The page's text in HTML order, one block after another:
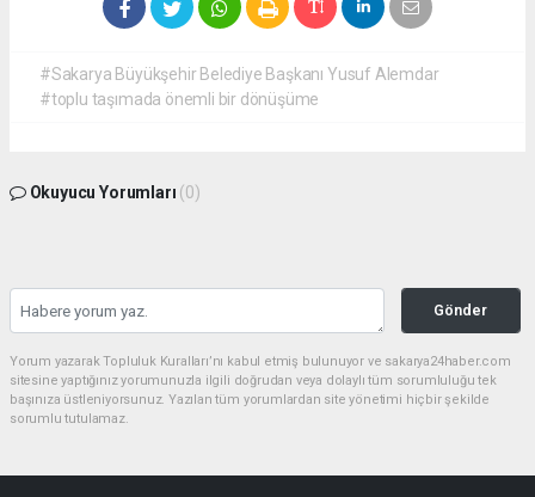
#Sakarya Büyükşehir Belediye Başkanı Yusuf Alemdar
#toplu taşımada önemli bir dönüşüme
Okuyucu Yorumları (0)
Gönder
Yorum yazarak Topluluk Kuralları’nı kabul etmiş bulunuyor ve sakarya24haber.com
sitesine yaptığınız yorumunuzla ilgili doğrudan veya dolaylı tüm sorumluluğu tek
başınıza üstleniyorsunuz. Yazılan tüm yorumlardan site yönetimi hiçbir şekilde
sorumlu tutulamaz.